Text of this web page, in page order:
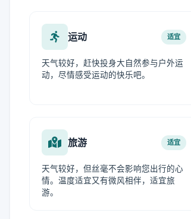
运动 适宜
天气较好，赶快投身大自然参与户外运
动，尽情感受运动的快乐吧。
旅游 适宜
天气较好，但丝毫不会影响您出行的心
情。温度适宜又有微风相伴，适宜旅
游。